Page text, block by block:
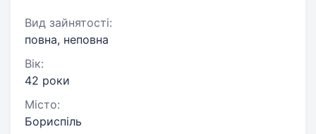
Вид зайнятості:
повна, неповна
Вік:
42 роки
Місто:
Бориспіль